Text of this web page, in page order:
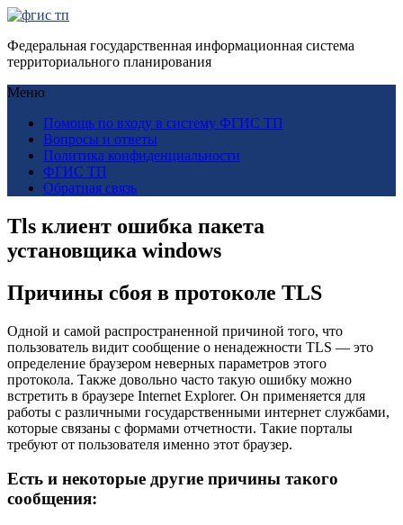
Федеральная государственная информационная система
территориального планирования
Меню
Помощь по входу в систему ФГИС ТП
Вопросы и ответы
Политика конфиденциальности
ФГИС ТП
Обратная связь
Tls клиент ошибка пакета
установщика windows
Причины сбоя в протоколе TLS
Одной и самой распространенной причиной того, что
пользователь видит сообщение о ненадежности TLS — это
определение браузером неверных параметров этого
протокола. Также довольно часто такую ошибку можно
встретить в браузере Internet Explorer. Он применяется для
работы с различными государственными интернет службами,
которые связаны с формами отчетности. Такие порталы
требуют от пользователя именно этот браузер.
Есть и некоторые другие причины такого
сообщения: